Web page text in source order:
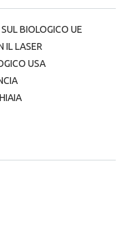
BIOLOGICO UE
IL LASER
USA